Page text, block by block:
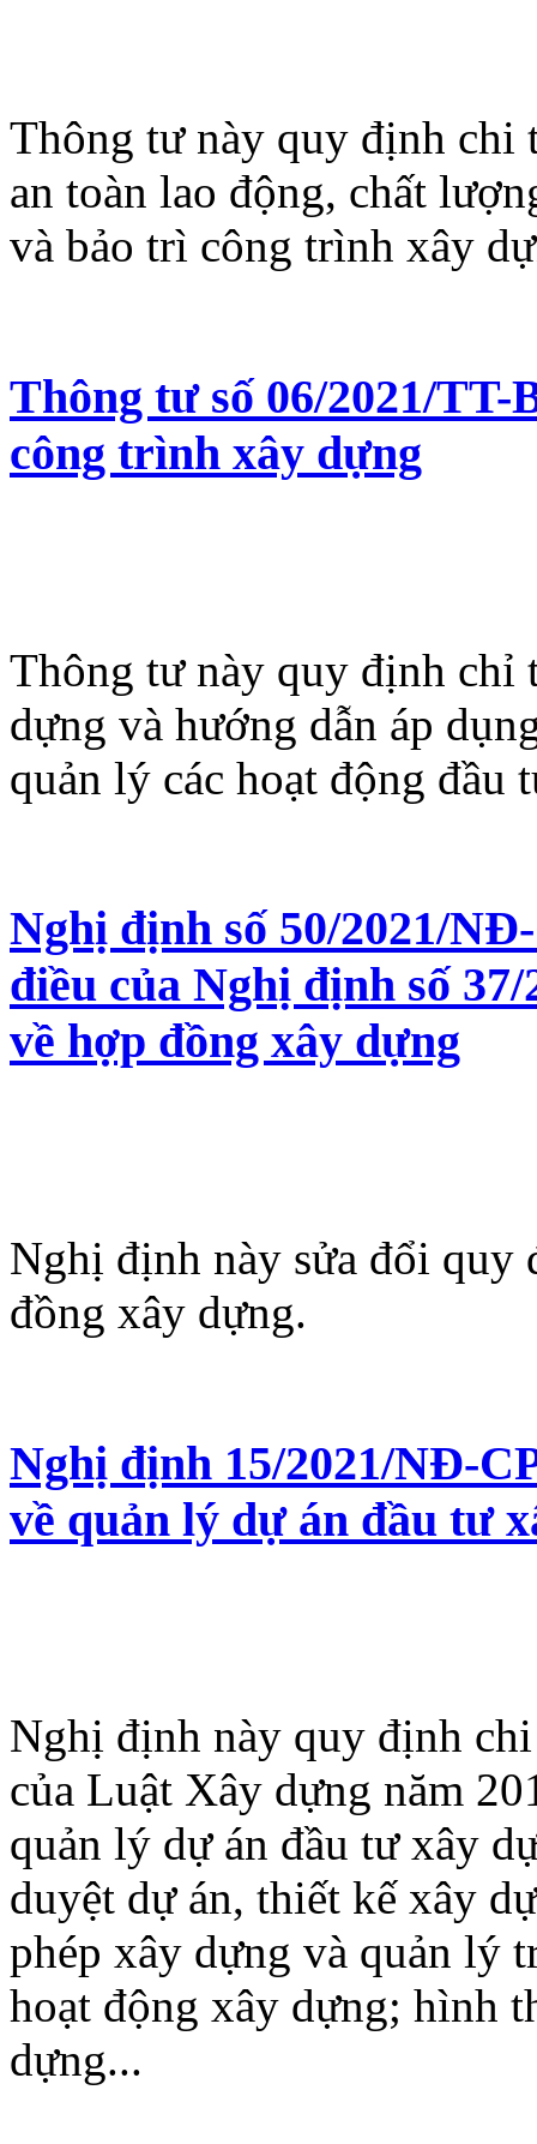
Thông tư này quy định chi
an toàn lao động, chất
và bảo trì công trình xây
Thông tư số 06/2021/
công trình xây dựng
Thông tư này quy định chỉ
dựng và hướng dẫn áp
quản lý các hoạt động đầu
Nghị định số 50/2021/
điều của Nghị định số
về hợp đồng xây dựng
Nghị định này sửa đổi quy
đồng xây dựng.
Nghị định 15/2021/NĐ-
về quản lý dự án đầu tư
Nghị định này quy định
của Luật Xây dựng năm
quản lý dự án đầu tư xây
duyệt dự án, thiết kế xây
phép xây dựng và quản lý
hoạt động xây dựng; hình
dựng...